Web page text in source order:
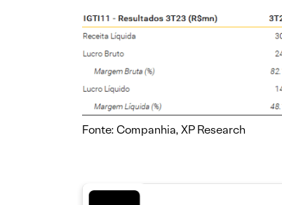
Fonte: Companhia, XP Research